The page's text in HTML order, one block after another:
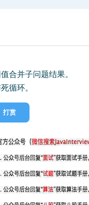
合并子问题结果。
循环。
打赏